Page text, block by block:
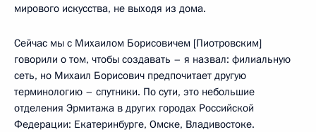
мирового искусства, не выходя из дома.
Сейчас мы с Михаилом Борисовичем [Пиотровским]
говорили о том, чтобы создавать – я назвал: филиальную
сеть, но Михаил Борисович предпочитает другую
терминологию – спутники. По сути, это небольшие
отделения Эрмитажа в других городах Российской
Федерации: Екатеринбурге, Омске, Владивостоке.